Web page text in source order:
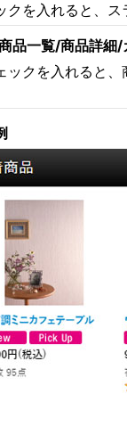
クを入れると、ス
商品一覧/商品詳細
ックを入れると